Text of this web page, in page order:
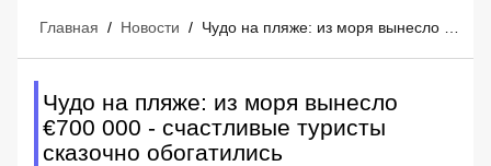
Главная / Новости /
Чудо на пляже: из моря вынесло
€700 000 - счастливые туристы
сказочно обогатились